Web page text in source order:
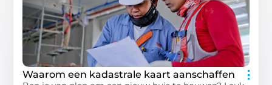
Waarom een kadastrale kaart aanschaffen